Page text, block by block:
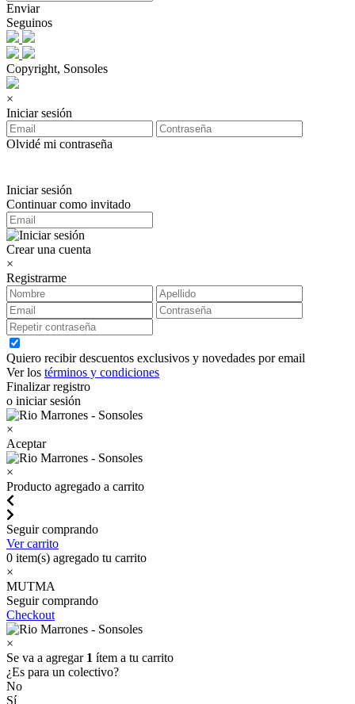
Enviar
Seguinos
Copyright, Sonsoles
×
Iniciar sesión
Olvidé mi contraseña
Iniciar sesión
Continuar como invitado
Crear una cuenta
×
Registrarme
Quiero recibir descuentos exclusivos y novedades por email
Ver los términos y condiciones
Finalizar registro
o iniciar sesión
×
Aceptar
×
Producto agregado a carrito
Seguir comprando
Ver carrito
0 item(s) agregado tu carrito
×
MUTMA
Seguir comprando
Checkout
×
Se va a agregar 1 ítem a tu carrito
¿Es para un colectivo?
No
Sí